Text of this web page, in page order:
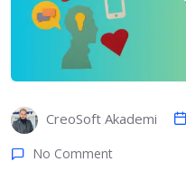
CreoSoft Akademi
No Comment